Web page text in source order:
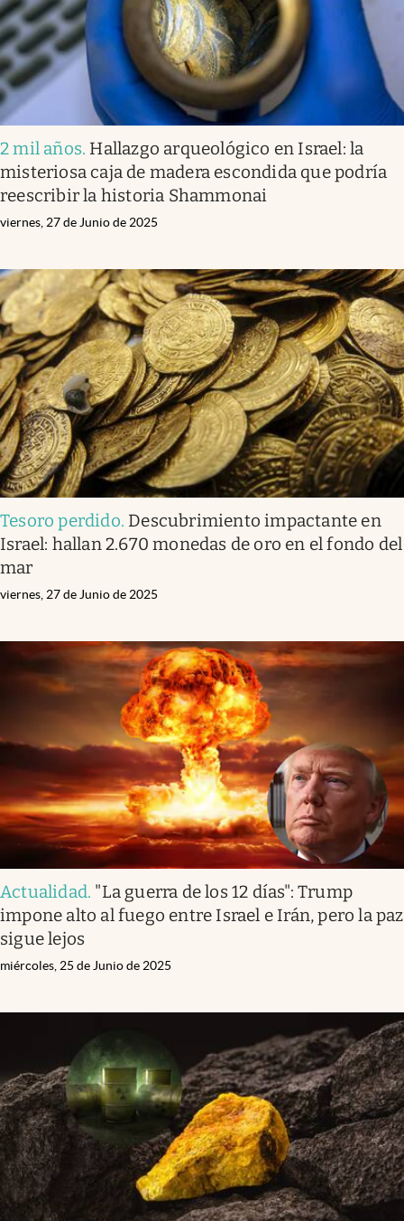
2 mil años. Hallazgo arqueológico en Israel: la
misteriosa caja de madera escondida que podría
reescribir la historia Shammonai
viernes, 27 de Junio de 2025
Tesoro perdido. Descubrimiento impactante en
Israel: hallan 2.670 monedas de oro en el fondo del
mar
viernes, 27 de Junio de 2025
Actualidad. "La guerra de los 12 días": Trump
impone alto al fuego entre Israel e Irán, pero la paz
sigue lejos
miércoles, 25 de Junio de 2025